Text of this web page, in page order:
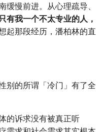
缓慢前进。从心理疏导、
只有我一个不太专业的人，
起那段经历，潘柏林的直
别的所谓「冷门」有了全
的诉求没有被真正听